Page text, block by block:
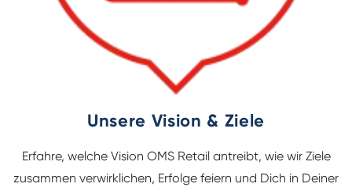
Unsere Vision & Ziele
Erfahre, welche Vision OMS Retail antreibt, wie wir Ziele
zusammen verwirklichen, Erfolge feiern und Dich in Deiner